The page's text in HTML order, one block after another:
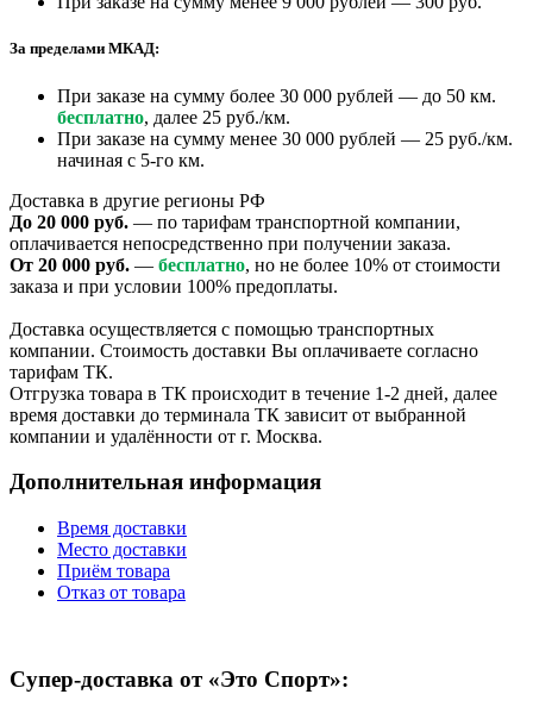
За пределами МКАД:
При заказе на сумму более 30 000 рублей — до 50 км.
бесплатно, далее 25 руб./км.
При заказе на сумму менее 30 000 рублей — 25 руб./км.
начиная с 5-го км.
Доставка в другие регионы РФ
До 20 000 руб. — по тарифам транспортной компании,
оплачивается непосредственно при получении заказа.
От 20 000 руб. — бесплатно, но не более 10% от стоимости
заказа и при условии 100% предоплаты.
Доставка осуществляется с помощью транспортных
компании. Стоимость доставки Вы оплачиваете согласно
тарифам ТК.
Отгрузка товара в ТК происходит в течение 1-2 дней, далее
время доставки до терминала ТК зависит от выбранной
компании и удалённости от г. Москва.
Дополнительная информация
Время доставки
Место доставки
Приём товара
Отказ от товара
Супер-доставка от «Это Спорт»: